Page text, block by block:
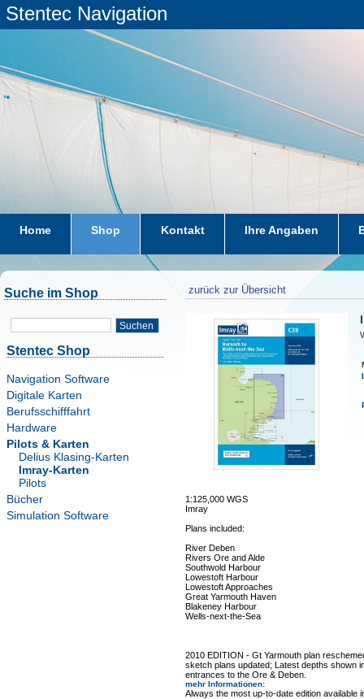
Stentec Navigation
Home Shop Kontakt Ihre Angaben
Suche im Shop
Suchen
Stentec Shop
Navigation Software
Digitale Karten
Berufsschifffahrt
Hardware
Pilots & Karten
Delius Klasing-Karten
Imray-Karten
Pilots
Bücher
Simulation Software
zurück zur Übersicht
1:125,000 WGS
Imray
Plans included:
River Deben
Rivers Ore and Alde
Southwold Harbour
Lowestoft Harbour
Lowestoft Approaches
Great Yarmouth Haven
Blakeney Harbour
Wells-next-the-Sea
2010 EDITION - Gt Yarmouth plan
sketch plans updated; Latest depths shown
entrances to the Ore & Deben.
mehr Informationen:
Always the most up-to-date edition